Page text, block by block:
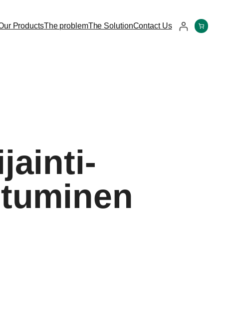
ProductsThe problemThe SolutionContact Us